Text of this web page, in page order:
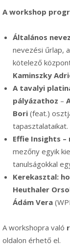
A workshop
Általános
nevezési űrlap,
kötelező
Kaminszky
A tavalyi
pályázathoz –
Bori (feat.)
tapasztalataikat.
Effie Insights
mezőny egyik
tanulságokkal
Kerekasztal:
Heuthaler
Ádám Vera
A workshopra való
oldalon érhető el.